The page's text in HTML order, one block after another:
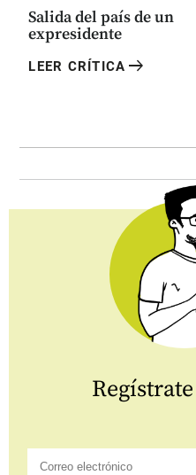
Salida del país de un
expresidente
LEER CRÍTICA arrow_right_alt
Regístrate